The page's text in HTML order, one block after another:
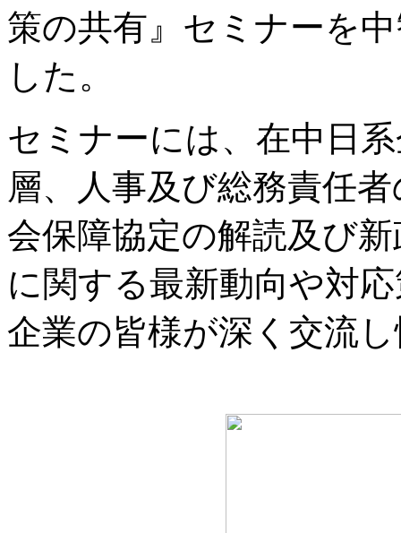
策の共有』セミナーを
した。
セミナーには、在中日
層、人事及び総務責任
会保障協定の解読及び
に関する最新動向や対
企業の皆様が深く交流